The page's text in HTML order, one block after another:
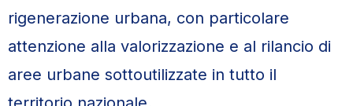
rigenerazione urbana, con particolare
attenzione alla valorizzazione e al rilancio di
aree urbane sottoutilizzate in tutto il